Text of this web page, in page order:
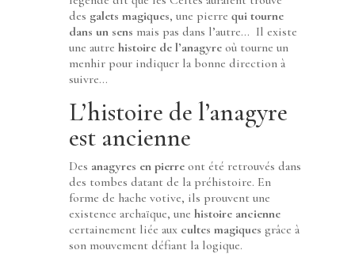
des galets magiques, une pierre qui tourne
dans un sens mais pas dans l’autre… Il existe
une autre histoire de l’anagyre où tourne un
menhir pour indiquer la bonne direction à
suivre…
L’histoire de l’anagyre
est ancienne
Des anagyres en pierre ont été retrouvés dans
des tombes datant de la préhistoire. En
forme de hache votive, ils prouvent une
existence archaïque, une histoire ancienne
certainement liée aux cultes magiques grâce à
son mouvement défiant la logique.